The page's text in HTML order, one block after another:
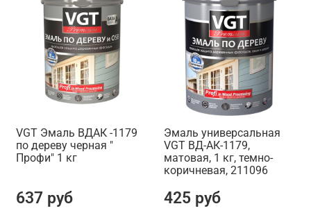
VGT Эмаль ВДАК -1179
по дереву черная "
Профи" 1 кг
637 руб
Эмаль универсальная
VGT ВД-АК-1179,
матовая, 1 кг, темно-
коричневая, 211096
425 руб